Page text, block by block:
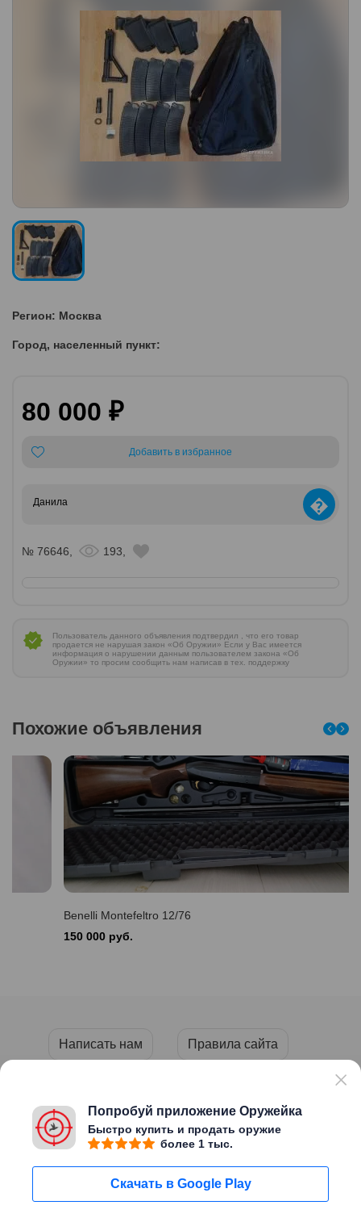
Регион: Москва
Город, населенный пункт:
80 000 ₽
Добавить в избранное
Данила �
№ 76646, 193,
Пользователь данного объявления подтвердил , что его товар
продается не нарушая закон «Об Оружии» Если у Вас имеется
информация о нарушении данным пользователем закона «Об
Оружии» то просим сообщить нам написав в тех. поддержку
Похожие объявления
Benelli Montefeltro 12/76
150 000 руб.
Написать нам Правила сайта
Политика конфиденциальности
Пользуясь этим сайтом Вы
Мне уже есть
Попробуй приложение Оружейка
Быстро купить и продать оружие
более 1 тыс.
Скачать в Google Play